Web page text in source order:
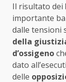
Il risultato dei
importante
dalle tensioni
della
d’ossigeno
dato
delle